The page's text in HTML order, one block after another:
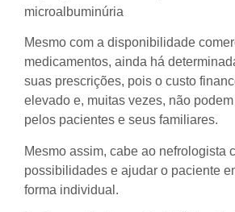
microalbuminúria
Mesmo com a disponibilidade
medicamentos, ainda há
suas prescrições, pois o custo
elevado e, muitas vezes, não
pelos pacientes e seus familiares.
Mesmo assim, cabe ao nefrologista
possibilidades e ajudar o paciente
forma individual.